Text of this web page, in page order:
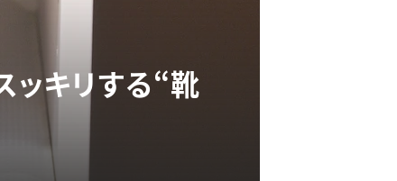
ッキリする“靴